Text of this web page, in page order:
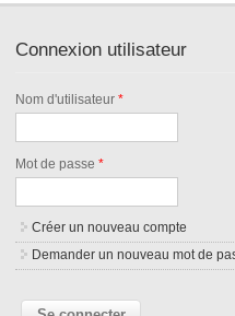
Connexion utilisateur
Nom d'utilisateur*
Mot de passe*
Créer un nouveau compte
Demander un nouveau mot de